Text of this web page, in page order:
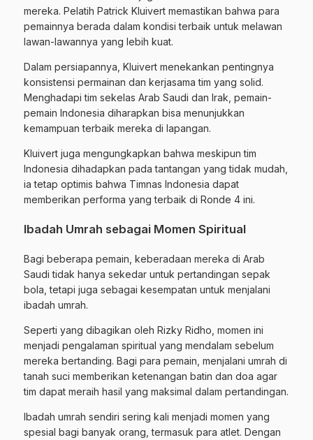
mereka. Pelatih Patrick Kluivert memastikan bahwa para
pemainnya berada dalam kondisi terbaik untuk melawan
lawan-lawannya yang lebih kuat.
Dalam persiapannya, Kluivert menekankan pentingnya
konsistensi permainan dan kerjasama tim yang solid.
Menghadapi tim sekelas Arab Saudi dan Irak, pemain-
pemain Indonesia diharapkan bisa menunjukkan
kemampuan terbaik mereka di lapangan.
Kluivert juga mengungkapkan bahwa meskipun tim
Indonesia dihadapkan pada tantangan yang tidak mudah,
ia tetap optimis bahwa Timnas Indonesia dapat
memberikan performa yang terbaik di Ronde 4 ini.
Ibadah Umrah sebagai Momen Spiritual
Bagi beberapa pemain, keberadaan mereka di Arab
Saudi tidak hanya sekedar untuk pertandingan sepak
bola, tetapi juga sebagai kesempatan untuk menjalani
ibadah umrah.
Seperti yang dibagikan oleh Rizky Ridho, momen ini
menjadi pengalaman spiritual yang mendalam sebelum
mereka bertanding. Bagi para pemain, menjalani umrah di
tanah suci memberikan ketenangan batin dan doa agar
tim dapat meraih hasil yang maksimal dalam pertandingan.
Ibadah umrah sendiri sering kali menjadi momen yang
spesial bagi banyak orang, termasuk para atlet. Dengan